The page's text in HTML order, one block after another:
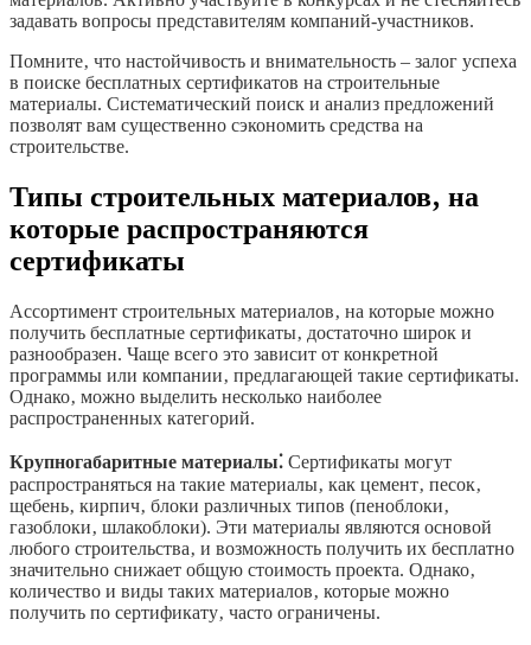
задавать вопросы представителям компаний-участников.
Помните‚ что настойчивость и внимательность – залог успеха
в поиске бесплатных сертификатов на строительные
материалы. Систематический поиск и анализ предложений
позволят вам существенно сэкономить средства на
строительстве.
Типы строительных материалов‚ на
которые распространяются
сертификаты
Ассортимент строительных материалов‚ на которые можно
получить бесплатные сертификаты‚ достаточно широк и
разнообразен. Чаще всего это зависит от конкретной
программы или компании‚ предлагающей такие сертификаты.
Однако‚ можно выделить несколько наиболее
распространенных категорий.
Крупногабаритные материалы⁚ Сертификаты могут
распространяться на такие материалы‚ как цемент‚ песок‚
щебень‚ кирпич‚ блоки различных типов (пеноблоки‚
газоблоки‚ шлакоблоки). Эти материалы являются основой
любого строительства‚ и возможность получить их бесплатно
значительно снижает общую стоимость проекта. Однако‚
количество и виды таких материалов‚ которые можно
получить по сертификату‚ часто ограничены.